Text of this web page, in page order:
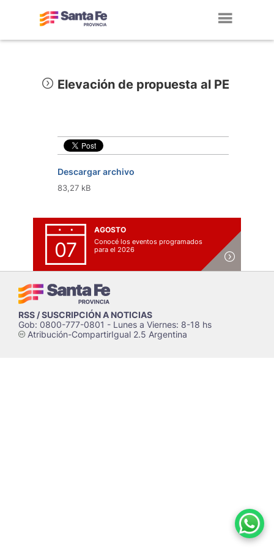
Elevación de propuesta al PE
Descargar archivo
83,27 kB
07
AGOSTO
Conocé los eventos programados
para el 2026
RSS / SUSCRIPCIÓN A NOTICIAS
Gob: 0800-777-0801 - Lunes a Viernes: 8-18 hs
cAtribución-CompartirIgual 2.5 Argentina